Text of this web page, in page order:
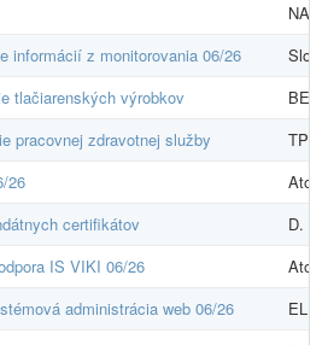
informácií z monitorovania 06/26
tlačiarenských výrobkov
pracovnej zdravotnej služby
TP
26
Atos
certifikátov
D.
IS VIKI 06/26
Atos
administrácia web 06/26